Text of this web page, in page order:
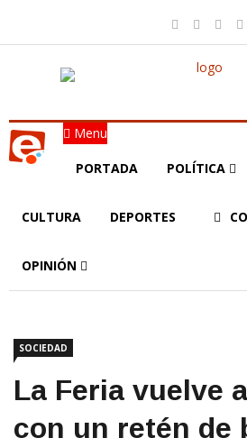
Menu
PORTADA POLÍTICA
CULTURA DEPORTES
OPINIÓN
SOCIEDAD
La Feria vuelve
con un retén de